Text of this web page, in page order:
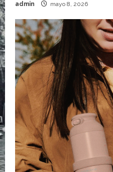
admin mayo 8, 2026